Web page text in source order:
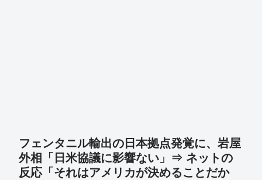
フェンタニル輸出の日本拠点発覚に、岩屋
外相「日米協議に影響ない」⇒ ネットの
反応「それはアメリカが決めることだか